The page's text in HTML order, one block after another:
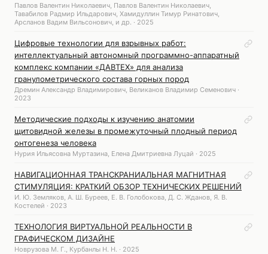
Павлов Валентин Николаевич, Павлов Валентин Николаевич,
Тавабилов Радмир Ильдарович, Хамидуллин Тимур Ринатович,
Арсланов Вадим Вильсонович, и др. · 2025
Цифровые технологии для взрывных работ:
интеллектуальный автономный программно-аппаратный
комплекс компании «ДАВТЕХ» для анализа
гранулометрического состава горных пород
Дремин Александр Владимирович, Великанов Владимир Семенович ·
2023
Методические подходы к изучению анатомии
щитовидной железы в промежуточный плодный период
онтогенеза человека
Нурия Ильясовна Муртазина, Елена Дмитриевна Луцай · 2025
НАВИГАЦИОННАЯ ТРАНСКРАНИАЛЬНАЯ МАГНИТНАЯ
СТИМУЛЯЦИЯ: КРАТКИЙ ОБЗОР ТЕХНИЧЕСКИХ РЕШЕНИЙ
И. Ю. Земляков, А. Ш. Буреев, Е. В. Голобокова, Д. С. Жданов, Я. В.
Костелей · 2023
ТЕХНОЛОГИЯ ВИРТУАЛЬНОЙ РЕАЛЬНОСТИ В
ГРАФИЧЕСКОМ ДИЗАЙНЕ
Новрузова М. Г., Курбанлы Н. Н. · 2025